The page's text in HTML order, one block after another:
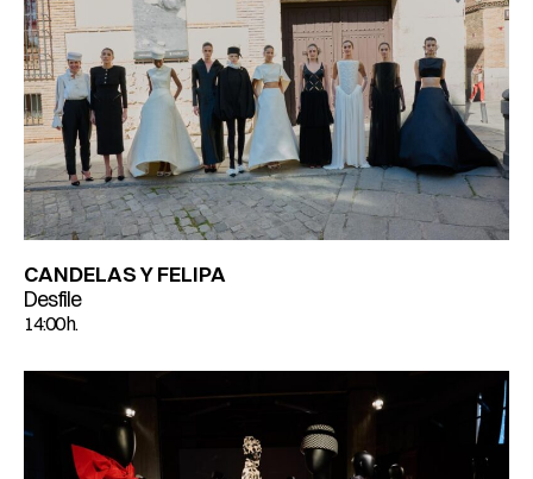
CANDELAS Y FELIPA
Desfile
14:00 h.